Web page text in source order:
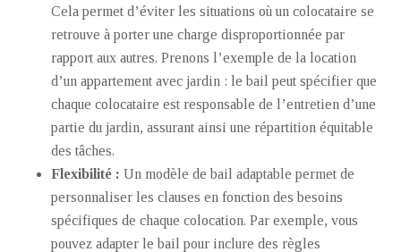
Cela permet d’éviter les situations où un colocataire se
retrouve à porter une charge disproportionnée par
rapport aux autres. Prenons l’exemple de la location
d’un appartement avec jardin : le bail peut spécifier que
chaque colocataire est responsable de l’entretien d’une
partie du jardin, assurant ainsi une répartition équitable
des tâches.
Flexibilité : Un modèle de bail adaptable permet de
personnaliser les clauses en fonction des besoins
spécifiques de chaque colocation. Par exemple, vous
pouvez adapter le bail pour inclure des règles